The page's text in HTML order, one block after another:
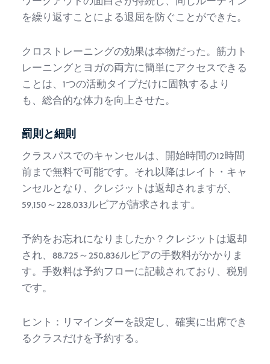
を繰り返すことによる退屈を防ぐことができた。
クロストレーニングの効果は本物だった。筋力ト
レーニングとヨガの両方に簡単にアクセスできる
ことは、1つの活動タイプだけに固執するより
も、総合的な体力を向上させた。
罰則と細則
クラスパスでのキャンセルは、開始時間の12時間
前まで無料で可能です。それ以降はレイト・キャ
ンセルとなり、クレジットは返却されますが、
59,150～228,033ルピアが請求されます。
予約をお忘れになりましたか？クレジットは返却
され、88,725～250,836ルピアの手数料がかかりま
す。手数料は予約フローに記載されており、税別
です。
ヒント：リマインダーを設定し、確実に出席でき
るクラスだけを予約する。